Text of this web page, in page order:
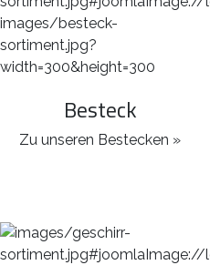
Besteck
Zu unseren Bestecken »